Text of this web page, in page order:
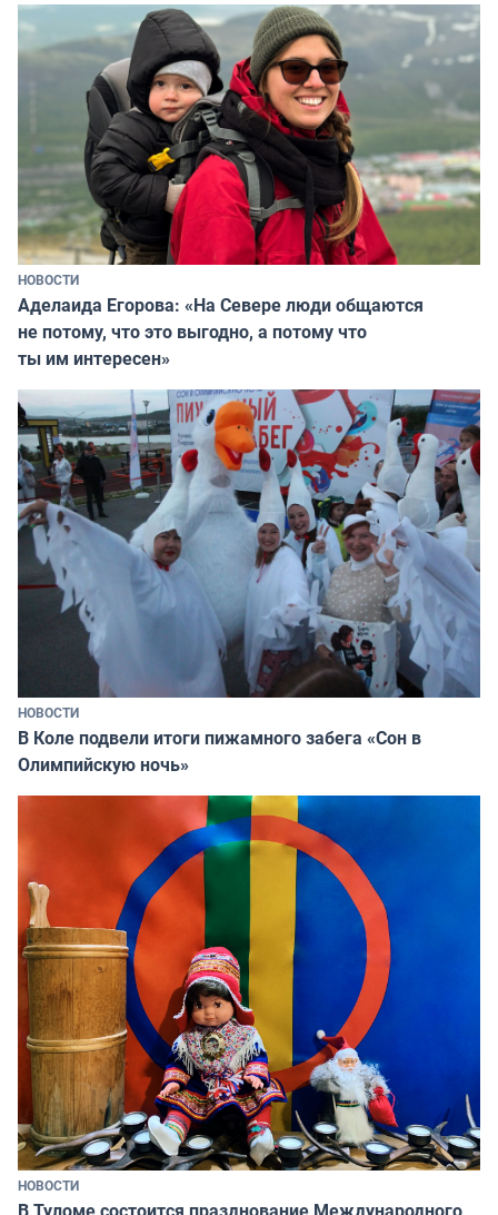
НОВОСТИ
Аделаида Егорова: «На Севере люди общаются
не потому, что это выгодно, а потому что
ты им интересен»
НОВОСТИ
В Коле подвели итоги пижамного забега «Сон в
Олимпийскую ночь»
НОВОСТИ